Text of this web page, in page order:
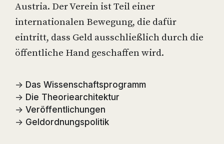
Austria. Der Verein ist Teil einer
internationalen Bewegung, die dafür
eintritt, dass Geld ausschließlich durch die
öffentliche Hand geschaffen wird.
→ Das Wissenschaftsprogramm
→ Die Theoriearchitektur
→ Veröffentlichungen
→ Geldordnungspolitik